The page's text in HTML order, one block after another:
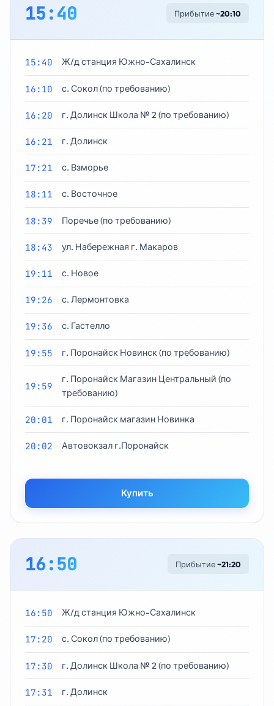
15:40 Прибытие~20:10
15:40 Ж/д станция Южно-Сахалинск
16:10 с. Сокол (по требованию)
16:20 г. Долинск Школа № 2 (по требованию)
16:21 г. Долинск
17:21 с. Взморье
18:11 с. Восточное
18:39 Поречье (по требованию)
18:43 ул. Набережная г. Макаров
19:11 с. Новое
19:26 с. Лермонтовка
19:36 с. Гастелло
19:55 г. Поронайск Новинск (по требованию)
19:59
г. Поронайск Магазин Центральный (по
требованию)
20:01 г. Поронайск магазин Новинка
20:02 Автовокзал г.Поронайск
Купить
16:50 Прибытие~21:20
16:50 Ж/д станция Южно-Сахалинск
17:20 с. Сокол (по требованию)
17:30 г. Долинск Школа № 2 (по требованию)
17:31 г. Долинск